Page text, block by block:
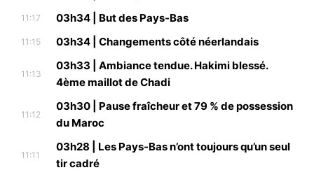
11:17 03h34 | But des Pays-Bas
11:15 03h34 | Changements côté néerlandais
11:13
03h33 | Ambiance tendue. Hakimi blessé.
4ème maillot de Chadi
11:12
03h30 | Pause fraîcheur et 79 % de possession
du Maroc
11:11
03h28 | Les Pays-Bas n’ont toujours qu’un seul
tir cadré